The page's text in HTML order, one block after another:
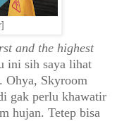
and the highest
ini sih saya lihat
Ohya, Skyroom
gak perlu khawatir
hujan. Tetep bisa